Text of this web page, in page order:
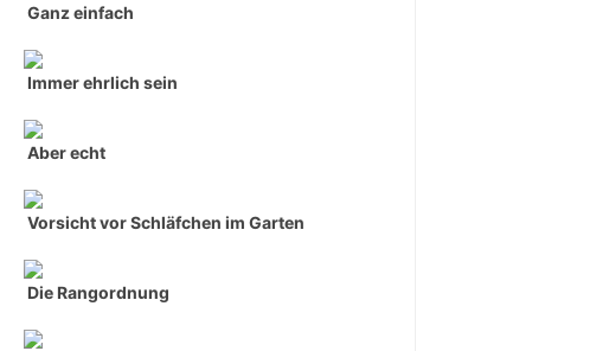
Ganz einfach
Immer ehrlich sein
Aber echt
Vorsicht vor Schläfchen im Garten
Die Rangordnung